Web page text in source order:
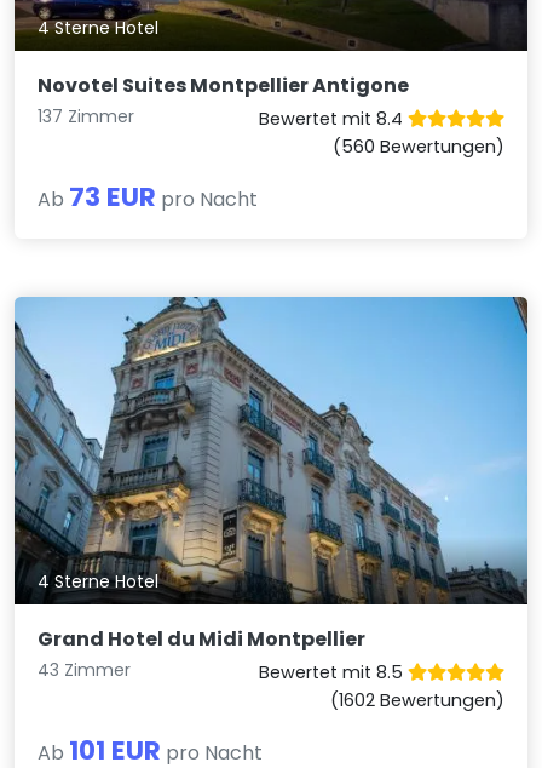
4 Sterne Hotel
Novotel Suites Montpellier Antigone
137 Zimmer
Bewertet mit 8.4
(560 Bewertungen)
Ab 73 EUR pro Nacht
4 Sterne Hotel
Grand Hotel du Midi Montpellier
43 Zimmer
Bewertet mit 8.5
(1602 Bewertungen)
Ab 101 EUR pro Nacht